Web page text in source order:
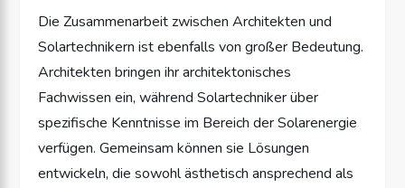
Die Zusammenarbeit zwischen Architekten und
Solartechnikern ist ebenfalls von großer Bedeutung.
Architekten bringen ihr architektonisches
Fachwissen ein, während Solartechniker über
spezifische Kenntnisse im Bereich der Solarenergie
verfügen. Gemeinsam können sie Lösungen
entwickeln, die sowohl ästhetisch ansprechend als